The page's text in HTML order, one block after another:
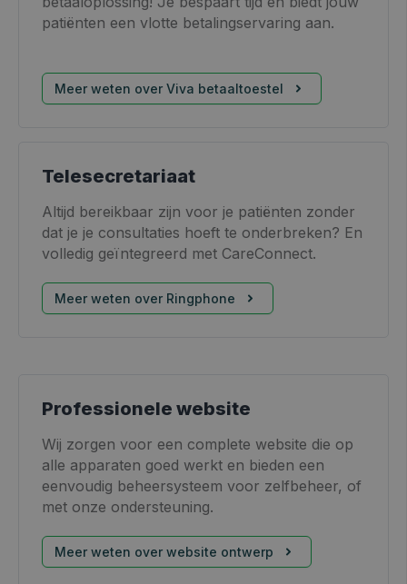
patiënten een vlotte betalingservaring aan.
Meer weten over Viva betaaltoestel
Telesecretariaat
Altijd bereikbaar zijn voor je patiënten zonder
dat je je consultaties hoeft te onderbreken? En
volledig geïntegreerd met CareConnect.
Meer weten over Ringphone
Professionele website
Wij zorgen voor een complete website die op
alle apparaten goed werkt en bieden een
eenvoudig beheersysteem voor zelfbeheer, of
met onze ondersteuning.
Meer weten over website ontwerp